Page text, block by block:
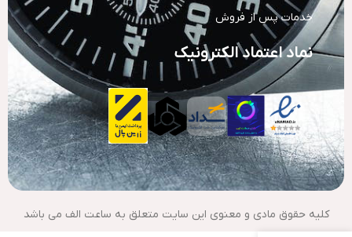
خدمات پس از فروش
نماد اعتماد الکترونیک
کلیه حقوق مادی و معنوی این سایت متعلق به ساعت الف می باشد